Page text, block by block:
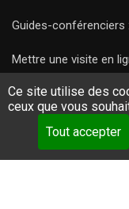
Ce site utilise des
ceux que vous
Tout accepter
Guides-conférenciers
Mettre une visite en